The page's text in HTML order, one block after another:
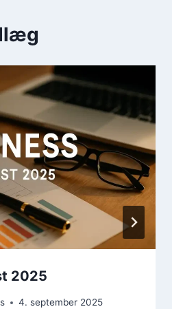
2025
4. september 2025